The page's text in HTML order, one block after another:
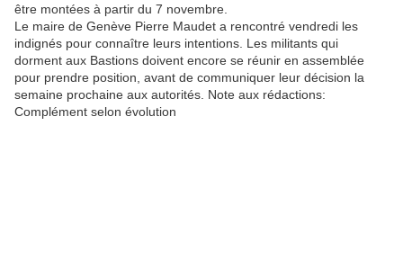
être montées à partir du 7 novembre.
Le maire de Genève Pierre Maudet a rencontré vendredi les
indignés pour connaître leurs intentions. Les militants qui
dorment aux Bastions doivent encore se réunir en assemblée
pour prendre position, avant de communiquer leur décision la
semaine prochaine aux autorités. Note aux rédactions:
Complément selon évolution